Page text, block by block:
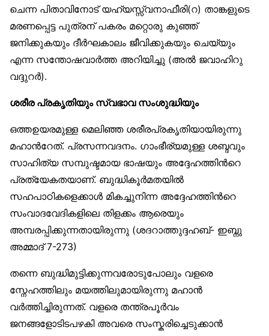
ചെന്ന പിതാവിനോട് യഹ്യസ്സ്വനാഫീരി(റ) താങ്കളുടെ
മരണപ്പെട്ട പുത്രന് പകരം മറ്റൊരു കുഞ്ഞ്
ജനിക്കുകയും ദീര്‍ഘകാലം ജീവിക്കുകയും ചെയ്യും
എന്ന സന്തോഷവാര്‍ത്ത അറിയിച്ചു (അല്‍ ജവാഹിറു
വദ്ദുറര്‍).
ശരീര പ്രകൃതിയും സ്വഭാവ സംശുദ്ധിയും
ഒത്തഉയരമുള്ള മെലിഞ്ഞ ശരീരപ്രകൃതിയായിരുന്നു
മഹാന്‍റേത്. പ്രസന്നവദനം. ഗാംഭീര്യമുള്ള ശബ്ദവും
സാഹിത്യ സമ്പുഷ്ടമായ ഭാഷയും അദ്ദേഹത്തിന്‍റെ
പ്രത്യേകതയാണ്. ബുദ്ധികൂര്‍മതയില്‍
സഹപാഠികളെക്കാള്‍ മികച്ചുനിന്ന അദ്ദേഹത്തിന്‍റെ
സംവാദവേദികളിലെ തിളക്കം ആരെയും
അമ്പരപ്പിക്കുന്നതായിരുന്നു (ശദറാത്തുദ്ദഹബ്- ഇബ്നു
അമ്മാദ് 7-273)
തന്നെ ബുദ്ധിമുട്ടിക്കുന്നവരോടുപോലും വളരെ
സ്നേഹത്തിലും മയത്തിലുമായിരുന്നു മഹാന്‍
വര്‍ത്തിച്ചിരുന്നത്. വളരെ തന്ത്രപൂര്‍വം
ജനങ്ങളോടിടപഴകി അവരെ സംസ്കരിച്ചെടുക്കാന്‍